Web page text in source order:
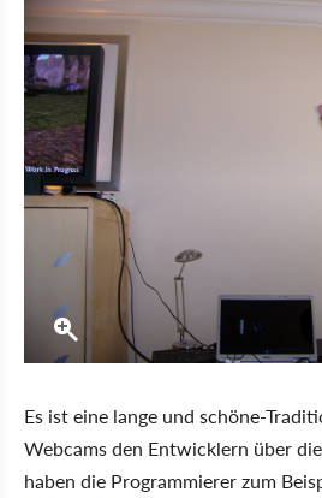
Es ist eine lange und schöne-
Webcams den Entwicklern über
haben die Programmierer zum